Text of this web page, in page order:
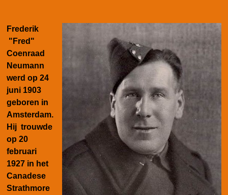
Frederik
"Fred"
Coenraad
Neumann
werd op 24
juni 1903
geboren in
Amsterdam.
Hij trouwde
op 20
februari
1927 in het
Canadese
Strathmore